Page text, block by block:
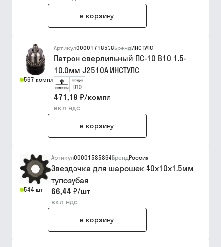
в корзину
567 компл
Артикул00001718538БрендИНСТУЛС
Патрон сверлильный ПС-10 В10 1.5-
10.0мм J2510А ИНСТУЛС
471,18 ₽/компл
вкл ндс
в корзину
544 шт
Артикул00001585864БрендРоссия
Звездочка для шарошек 40х10х1.5мм
тупозубая
66,44 ₽/шт
вкл ндс
в корзину